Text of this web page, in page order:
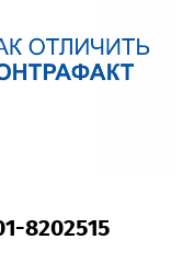
8202515